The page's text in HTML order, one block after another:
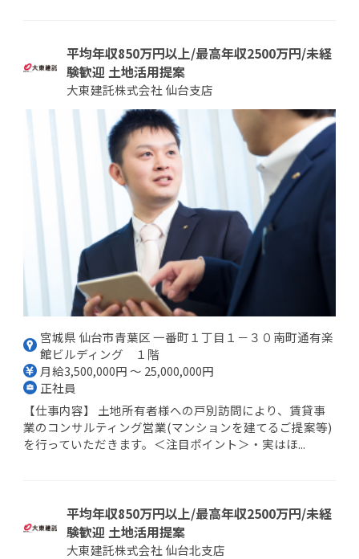
平均年収850万円以上/最高年収2500万円/未経
験歓迎 土地活用提案
大東建託株式会社 仙台支店
宮城県 仙台市青葉区 一番町１丁目１－３０南町通有楽
館ビルディング １階
月給3,500,000円 ～ 25,000,000円
正社員
【仕事内容】 土地所有者様への戸別訪問により、賃貸事
業のコンサルティング営業(マンションを建てるご提案等)
を行っていただきます。＜注目ポイント＞・実はほ...
平均年収850万円以上/最高年収2500万円/未経
験歓迎 土地活用提案
大東建託株式会社 仙台北支店